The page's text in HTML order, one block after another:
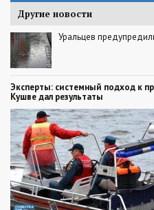
Другие новости
Уральцев
Эксперты: системный подход к
Кушве дал результаты